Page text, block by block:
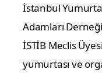
İstanbul Yumurta
Adamları
İSTİB Meclis Üyesi
yumurtası ve